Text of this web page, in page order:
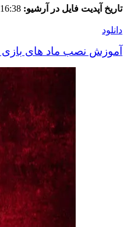
تاریخ آپدیت فایل در آرشیو: 16:38 - 2025/10/11
دانلود
آموزش نصب ماد های بازی Call to Arms